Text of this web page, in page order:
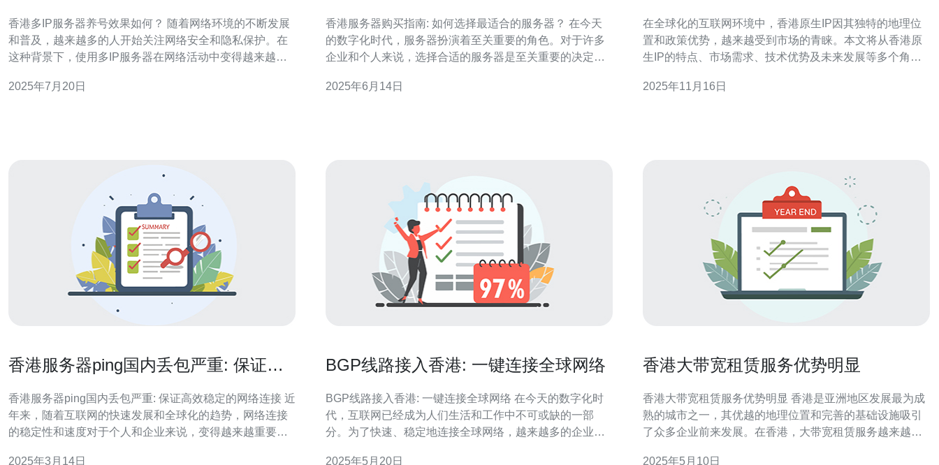
香港多IP服务器养号效果如何？ 随着网络环境的不断发展
和普及，越来越多的人开始关注网络安全和隐私保护。在
这种背景下，使用多IP服务器在网络活动中变得越来越普
网络环境，许多人选择使用多IP服务器来保护自己的隐私
2025年7月20日
香港服务器购买指南: 如何选择最适合的服务器？ 在今天
的数字化时代，服务器扮演着至关重要的角色。对于许多
企业和个人来说，选择合适的服务器是至关重要的决定。
商，但如何选择最适合的服务器呢？本文将为您提供一份
2025年6月14日
在全球化的互联网环境中，香港原生IP因其独特的地理位
置和政策优势，越来越受到市场的青睐。本文将从香港原
生IP的特点、市场需求、技术优势及未来发展等多个角度
提供高效的网络解决方案。 香港原生IP的独特特点 香港原
2025年11月16日
香港服务器ping国内丢包严重: 保证高
香港服务器ping国内丢包严重: 保证高效稳定的网络连接 近
年来，随着互联网的快速发展和全球化的趋势，网络连接
的稳定性和速度对于个人和企业来说，变得越来越重要。
2025年3月14日
BGP线路接入香港: 一键连接全球网络
BGP线路接入香港: 一键连接全球网络 在今天的数字化时
代，互联网已经成为人们生活和工作中不可或缺的一部
分。为了快速、稳定地连接全球网络，越来越多的企业和
2025年5月20日
香港大带宽租赁服务优势明显
香港大带宽租赁服务优势明显 香港是亚洲地区发展最为成
熟的城市之一，其优越的地理位置和完善的基础设施吸引
了众多企业前来发展。在香港，大带宽租赁服务越来越受
2025年5月10日